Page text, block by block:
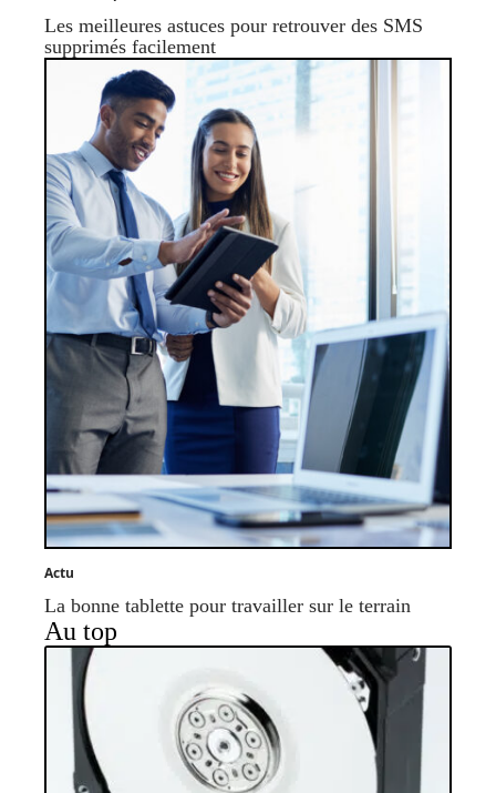
Les meilleures astuces pour retrouver des SMS
supprimés facilement
Actu
La bonne tablette pour travailler sur le terrain
Au top